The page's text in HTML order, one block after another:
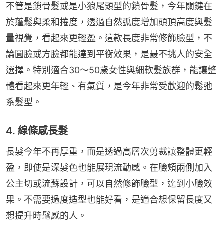
不管是鎖骨髮或是小狼尾頭型的鎖骨髮，今年關鍵在
於蓬鬆與柔和捲度，透過自然弧度增加頭頂高度與髮
量視覺，看起來更輕盈。這款長度非常修飾臉型，不
論圓臉或方臉都能達到平衡效果，是最不挑人的安全
選擇。特別適合30～50歲女性與細軟髮族群，能讓整
體看起來更年輕、有氣質，是今年非常受歡迎的鬆弛
系髮型。
4. 線條感長髮
長髮今年不再厚重，而是透過高層次剪裁讓整體更輕
盈，即使是深髮色也能展現流動感。在臉頰兩側加入
公主切或流蘇設計，可以自然修飾臉型，達到小臉效
果。不需要過度造型也能好看，是適合想保留長度又
想提升時髦感的人。